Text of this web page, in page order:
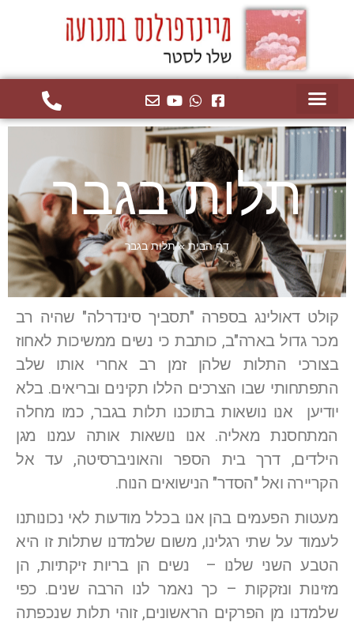
תלות בגבר
דף הבית»תלות בגבר
קולט דאולינג בספרה "תסביך סינדרלה" שהיה רב
מכר גדול בארה"ב, כותבת כי נשים ממשיכות לאחוז
בצורכי התלות שלהן זמן רב אחרי אותו שלב
התפתחותי שבו הצרכים הללו תקינים ובריאים. בלא
יודיען אנו נושאות בתוכנו תלות בגבר, כמו מחלה
המתחסנת מאליה. אנו נושאות אותה עמנו מגן
הילדים, דרך בית הספר והאוניברסיטה, עד אל
הקריירה ואל "הסדר" הנישואים הנוח.
מעטות הפעמים בהן אנו בכלל מודעות לאי נכונותנו
לעמוד על שתי רגלינו, משום שלמדנו שתלות זו היא
הטבע השני שלנו – נשים הן בריות זיקתיות, הן
מזינות ונזקקות – כך נאמר לנו הרבה שנים. כפי
שלמדנו מן הפרקים הראשונים, זוהי תלות שנכפתה